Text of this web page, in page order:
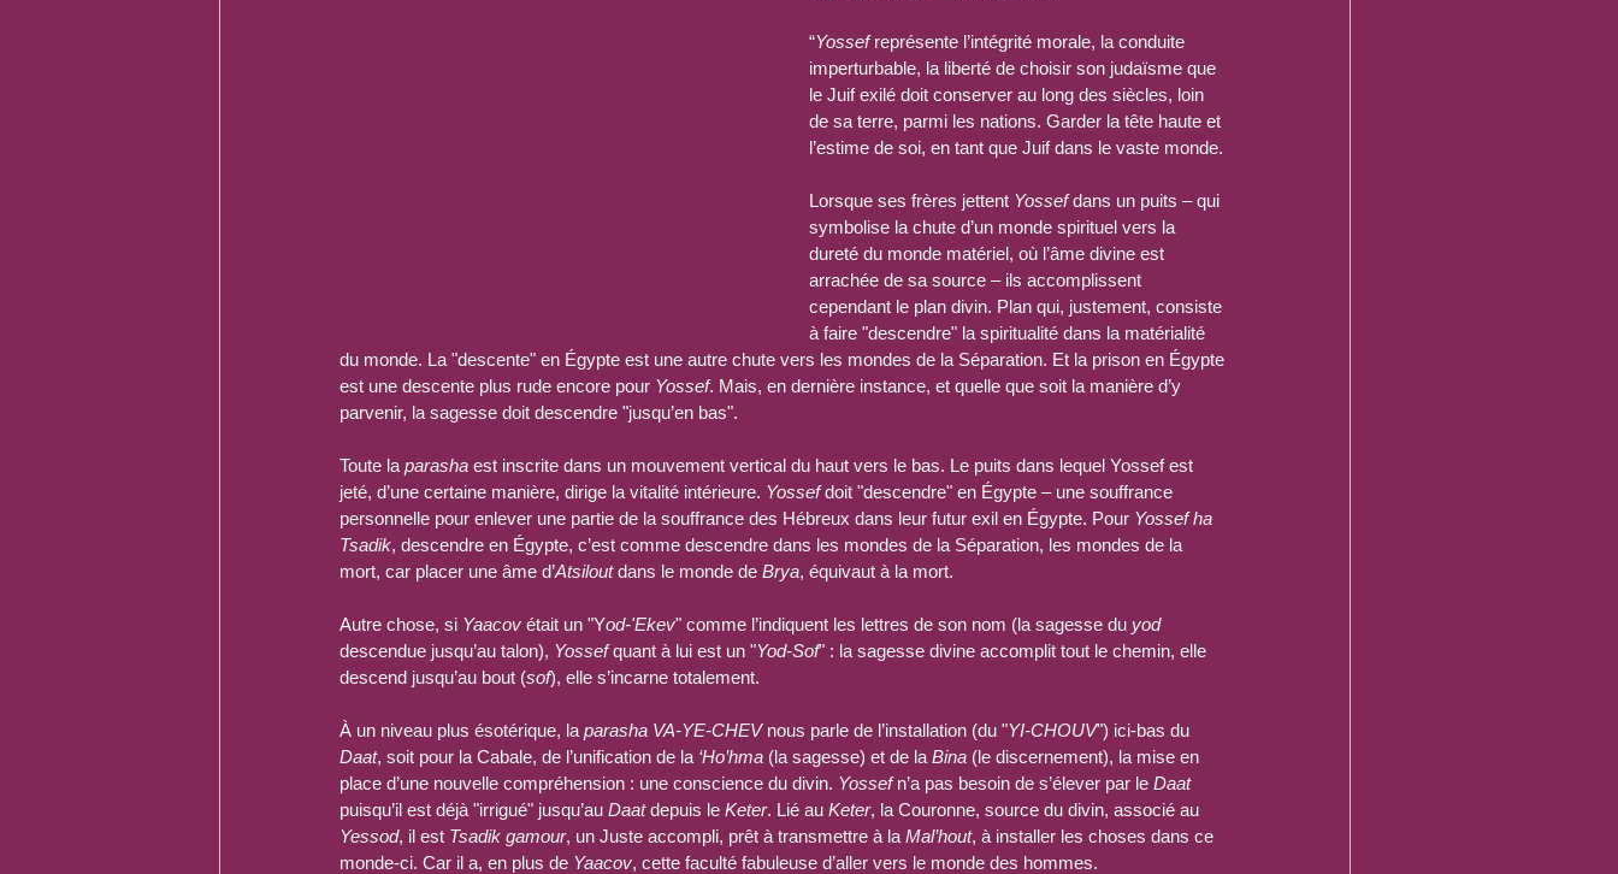
“Yossef représente l’intégrité morale, la conduite
imperturbable, la liberté de choisir son judaïsme que
le Juif exilé doit conserver au long des siècles, loin
de sa terre, parmi les nations. Garder la tête haute et
l’estime de soi, en tant que Juif dans le vaste monde.
Lorsque ses frères jettent Yossef dans un puits – qui
symbolise la chute d’un monde spirituel vers la
dureté du monde matériel, où l’âme divine est
arrachée de sa source – ils accomplissent
cependant le plan divin. Plan qui, justement, consiste
à faire "descendre" la spiritualité dans la matérialité
du monde. La "descente" en Égypte est une autre chute vers les mondes de la Séparation. Et la prison en Égypte
est une descente plus rude encore pour Yossef. Mais, en dernière instance, et quelle que soit la manière d’y
parvenir, la sagesse doit descendre "jusqu’en bas".
Toute la parasha est inscrite dans un mouvement vertical du haut vers le bas. Le puits dans lequel Yossef est
jeté, d’une certaine manière, dirige la vitalité intérieure. Yossef doit "descendre" en Égypte – une souffrance
personnelle pour enlever une partie de la souffrance des Hébreux dans leur futur exil en Égypte. Pour Yossef ha
Tsadik, descendre en Égypte, c’est comme descendre dans les mondes de la Séparation, les mondes de la
mort, car placer une âme d’Atsilout dans le monde de Brya, équivaut à la mort.
Autre chose, si Yaacov était un "Yod-'Ekev" comme l’indiquent les lettres de son nom (la sagesse du yod
descendue jusqu’au talon), Yossef quant à lui est un "Yod-Sof" : la sagesse divine accomplit tout le chemin, elle
descend jusqu’au bout (sof), elle s’incarne totalement.
À un niveau plus ésotérique, la parasha VA-YE-CHEV nous parle de l’installation (du "YI-CHOUV") ici-bas du
Daat, soit pour la Cabale, de l’unification de la ‘Ho’hma (la sagesse) et de la Bina (le discernement), la mise en
place d’une nouvelle compréhension : une conscience du divin. Yossef n’a pas besoin de s’élever par le Daat
puisqu’il est déjà "irrigué" jusqu’au Daat depuis le Keter. Lié au Keter, la Couronne, source du divin, associé au
Yessod, il est Tsadik gamour, un Juste accompli, prêt à transmettre à la Mal’hout, à installer les choses dans ce
monde-ci. Car il a, en plus de Yaacov, cette faculté fabuleuse d’aller vers le monde des hommes.